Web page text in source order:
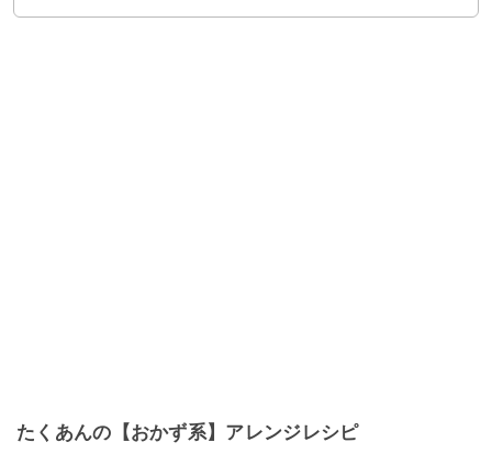
たくあんの【おかず系】アレンジレシピ